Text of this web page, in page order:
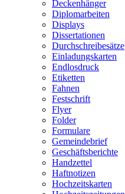
Deckenhänger
Diplomarbeiten
Displays
Dissertationen
Durchschreibesätze
Einladungskarten
Endlosdruck
Etiketten
Fahnen
Festschrift
Flyer
Folder
Formulare
Gemeindebrief
Geschäftsberichte
Handzettel
Haftnotizen
Hochzeitskarten